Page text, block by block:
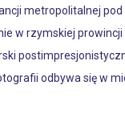
metropolitalnej
w rzymskiej
odbywa się w